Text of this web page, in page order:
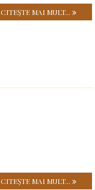
CITEŞTE MAI MULT...
CITEŞTE MAI MULT...